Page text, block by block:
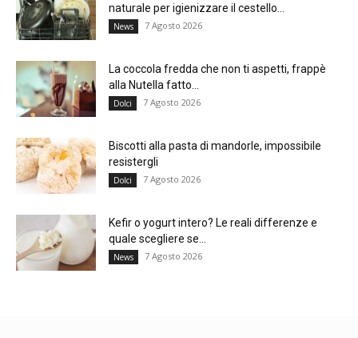
naturale per igienizzare il cestello...
News 7 Agosto 2026
La coccola fredda che non ti aspetti, frappè
alla Nutella fatto...
Dolci 7 Agosto 2026
Biscotti alla pasta di mandorle, impossibile
resistergli
Dolci 7 Agosto 2026
Kefir o yogurt intero? Le reali differenze e
quale scegliere se...
News 7 Agosto 2026